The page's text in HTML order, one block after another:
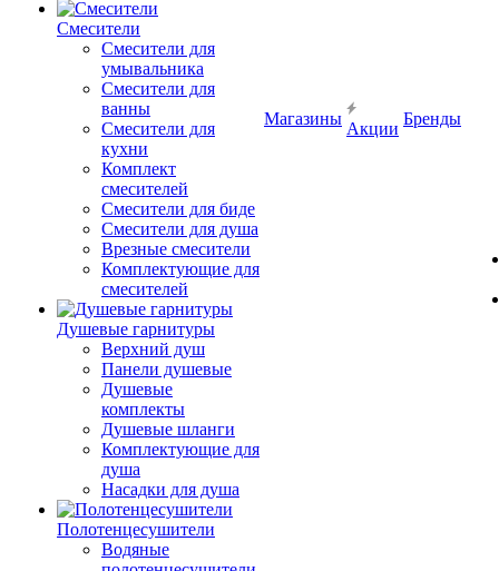
Смесители
Смесители для
умывальника
Смесители для
ванны
Смесители для
кухни
Комплект
смесителей
Смесители для биде
Смесители для душа
Врезные смесители
Комплектующие для
смесителей
Душевые гарнитуры
Верхний душ
Панели душевые
Душевые
комплекты
Душевые шланги
Комплектующие для
душа
Насадки для душа
Полотенцесушители
Водяные
Магазины
Акции
Бренды